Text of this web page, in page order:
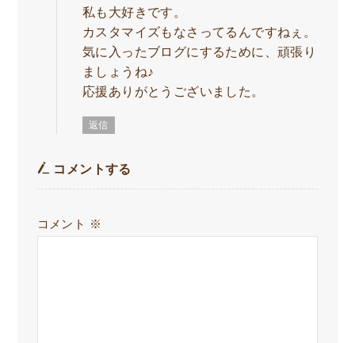
私も大好きです。
カスタマイズもなさってるんですねぇ。
気に入ったブログにするために、頑張り
ましょうね♪
応援ありがとうございました。
返信
コメントする
コメント ※